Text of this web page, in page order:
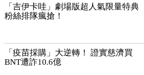
「吉伊卡哇」劇場版超人氣限量特典
粉絲排隊瘋搶！
「疫苗採購」大逆轉！ 證實慈濟買
BNT遭詐10.6億